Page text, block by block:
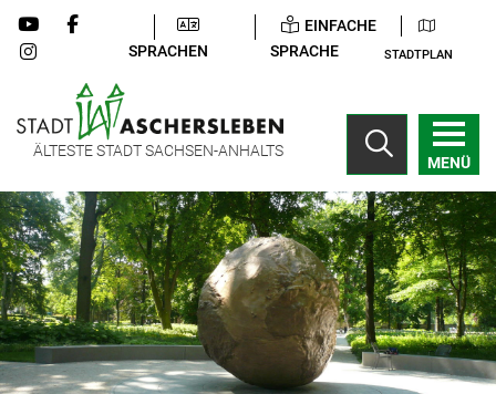
SPRACHEN
EINFACHE
SPRACHE
STADTPLAN
ÄLTESTE STADT SACHSEN-ANHALTS
MENÜ